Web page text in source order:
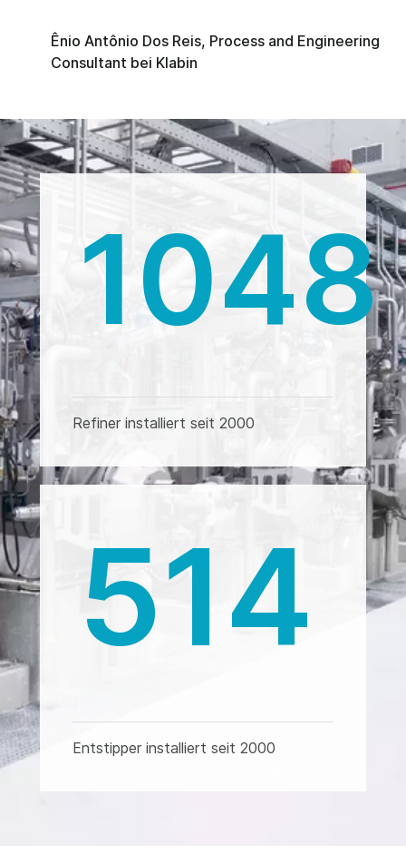
Ênio Antônio Dos Reis, Process and Engineering
Consultant bei Klabin
1050
515